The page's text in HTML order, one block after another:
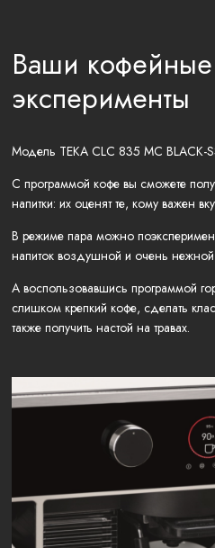
Ваши кофейные
эксперименты
Модель TEKA CLC 835 MC BLACK-
С программой кофе вы сможете
напитки: их оценят те, кому важен
В режиме пара можно
напиток воздушной и очень
А воспользовавшись программой
слишком крепкий кофе, сделать
также получить настой на травах.